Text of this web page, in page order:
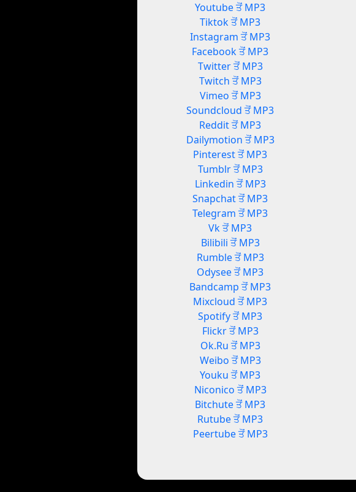
Youtube ਤੋਂ MP3
Tiktok ਤੋਂ MP3
Instagram ਤੋਂ MP3
Facebook ਤੋਂ MP3
Twitter ਤੋਂ MP3
Twitch ਤੋਂ MP3
Vimeo ਤੋਂ MP3
Soundcloud ਤੋਂ MP3
Reddit ਤੋਂ MP3
Dailymotion ਤੋਂ MP3
Pinterest ਤੋਂ MP3
Tumblr ਤੋਂ MP3
Linkedin ਤੋਂ MP3
Snapchat ਤੋਂ MP3
Telegram ਤੋਂ MP3
Vk ਤੋਂ MP3
Bilibili ਤੋਂ MP3
Rumble ਤੋਂ MP3
Odysee ਤੋਂ MP3
Bandcamp ਤੋਂ MP3
Mixcloud ਤੋਂ MP3
Spotify ਤੋਂ MP3
Flickr ਤੋਂ MP3
Ok.Ru ਤੋਂ MP3
Weibo ਤੋਂ MP3
Youku ਤੋਂ MP3
Niconico ਤੋਂ MP3
Bitchute ਤੋਂ MP3
Rutube ਤੋਂ MP3
Peertube ਤੋਂ MP3